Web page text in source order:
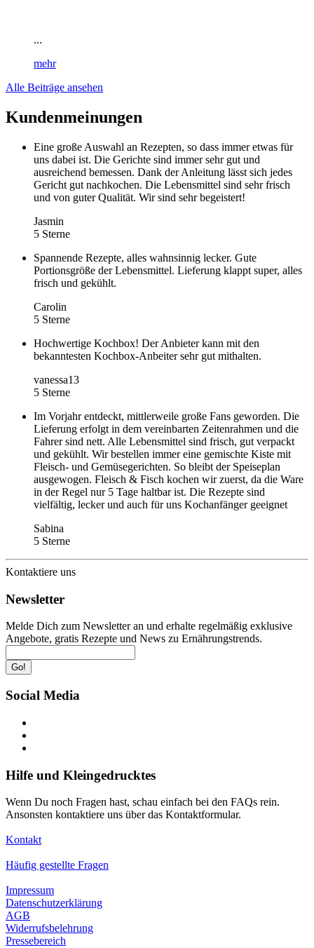
...
mehr
Alle Beiträge ansehen
Kundenmeinungen
Eine große Auswahl an Rezepten, so dass immer etwas für
uns dabei ist. Die Gerichte sind immer sehr gut und
ausreichend bemessen. Dank der Anleitung lässt sich jedes
Gericht gut nachkochen. Die Lebensmittel sind sehr frisch
und von guter Qualität. Wir sind sehr begeistert!
Jasmin
5 Sterne
Spannende Rezepte, alles wahnsinnig lecker. Gute
Portionsgröße der Lebensmittel. Lieferung klappt super, alles
frisch und gekühlt.
Carolin
5 Sterne
Hochwertige Kochbox! Der Anbieter kann mit den
bekanntesten Kochbox-Anbeiter sehr gut mithalten.
vanessa13
5 Sterne
Im Vorjahr entdeckt, mittlerweile große Fans geworden. Die
Lieferung erfolgt in dem vereinbarten Zeitenrahmen und die
Fahrer sind nett. Alle Lebensmittel sind frisch, gut verpackt
und gekühlt. Wir bestellen immer eine gemischte Kiste mit
Fleisch- und Gemüsegerichten. So bleibt der Speiseplan
ausgewogen. Fleisch & Fisch kochen wir zuerst, da die Ware
in der Regel nur 5 Tage haltbar ist. Die Rezepte sind
vielfältig, lecker und auch für uns Kochanfänger geeignet
Sabina
5 Sterne
Kontaktiere uns
Newsletter
Melde Dich zum Newsletter an und erhalte regelmäßig exklusive
Angebote, gratis Rezepte und News zu Ernährungstrends.
Go!
Social Media
Hilfe und Kleingedrucktes
Wenn Du noch Fragen hast, schau einfach bei den FAQs rein.
Ansonsten kontaktiere uns über das Kontaktformular.
Kontakt
Häufig gestellte Fragen
Impressum
Datenschutzerklärung
AGB
Widerrufsbelehrung
Pressebereich